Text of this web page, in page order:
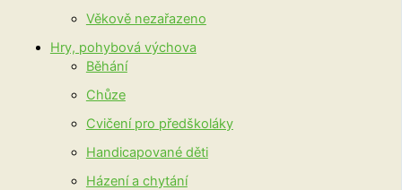
Věkově nezařazeno
Hry, pohybová výchova
Běhání
Chůze
Cvičení pro předškoláky
Handicapované děti
Házení a chytání